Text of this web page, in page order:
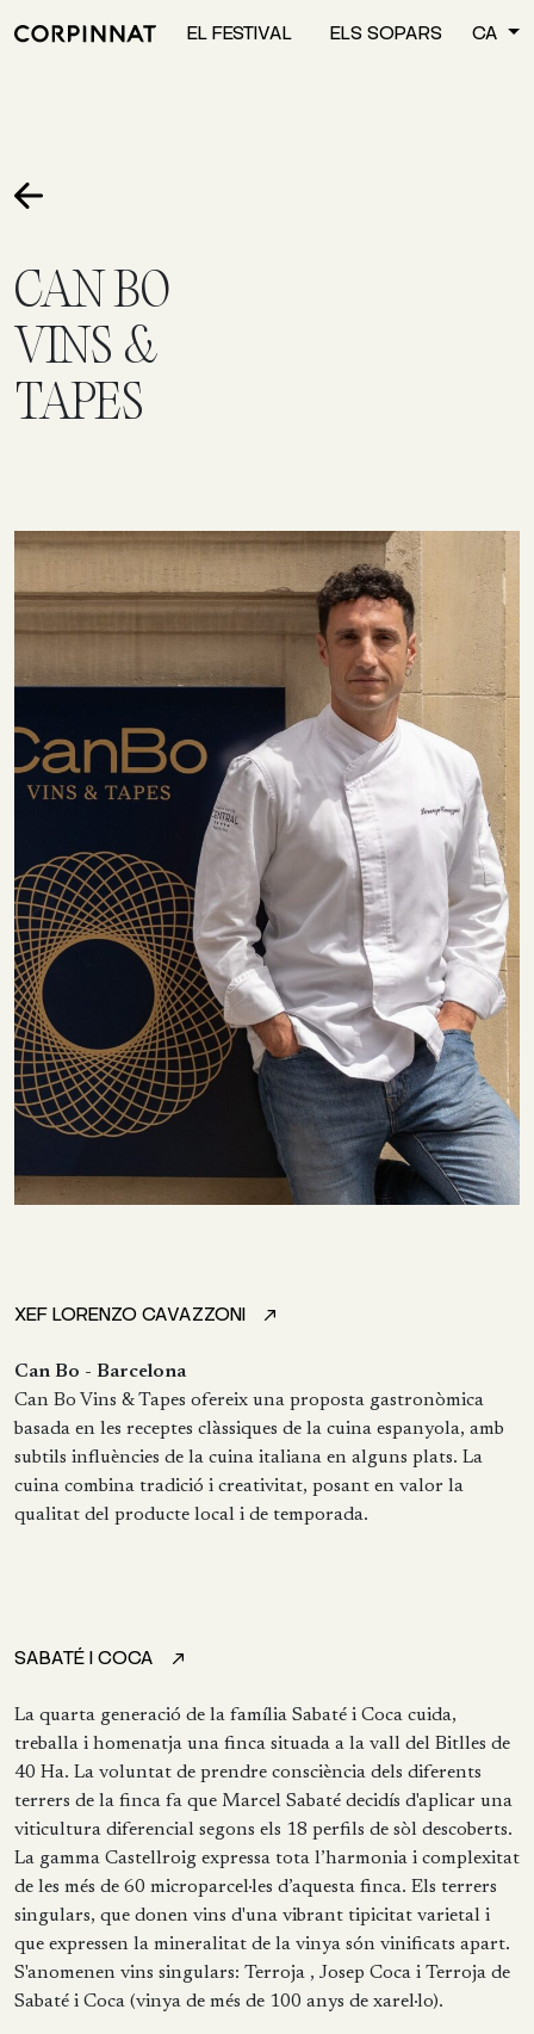
EL FESTIVAL ELS SOPARS CA
CAN BO
VINS &
TAPES
XEF LORENZO CAVAZZONI
Can Bo - Barcelona
Can Bo Vins & Tapes ofereix una proposta gastronòmica
basada en les receptes clàssiques de la cuina espanyola, amb
subtils influències de la cuina italiana en alguns plats. La
cuina combina tradició i creativitat, posant en valor la
qualitat del producte local i de temporada.
SABATÉ I COCA
La quarta generació de la família Sabaté i Coca cuida,
treballa i homenatja una finca situada a la vall del Bitlles de
40 Ha. La voluntat de prendre consciència dels diferents
terrers de la finca fa que Marcel Sabaté decidís d'aplicar una
viticultura diferencial segons els 18 perfils de sòl descoberts.
La gamma Castellroig expressa tota l’harmonia i complexitat
de les més de 60 microparcel·les d’aquesta finca. Els terrers
singulars, que donen vins d'una vibrant tipicitat varietal i
que expressen la mineralitat de la vinya són vinificats apart.
S'anomenen vins singulars: Terroja , Josep Coca i Terroja de
Sabaté i Coca (vinya de més de 100 anys de xarel·lo).